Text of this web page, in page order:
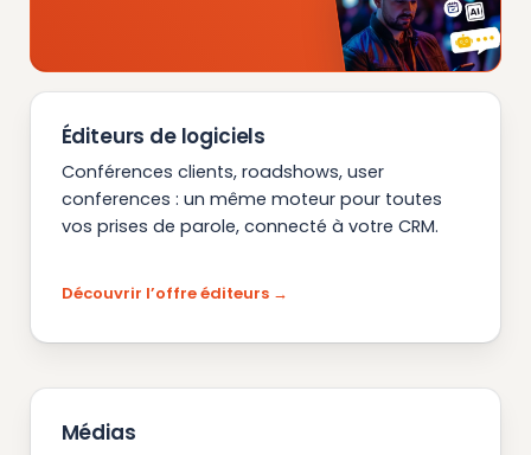
Éditeurs de logiciels
Conférences clients, roadshows, user
conferences : un même moteur pour toutes
vos prises de parole, connecté à votre CRM.
Découvrir l’offre éditeurs
Médias